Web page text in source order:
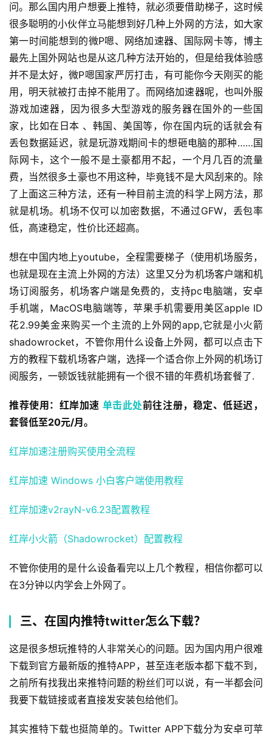
问。那么国内用户想要上推特，就必须要借助梯子，这时候
很多聪明的小伙伴立马能想到好几种上外网的方法，如大家
第一时间能想到的微P嗯、网络加速器、国际网卡等，博主
最先上国外网站也是从这几种方法开始的，但是给我体验感
并不是太好，微P嗯国家严厉打击，有可能你今天刚买的能
用，明天就被打击掉不能用了。而网络加速器呢，也叫外服
游戏加速器，因为很多大型游戏的服务器在国外的一些国
家，比如在日本 、韩国、美国等，你在国内玩的话就会有
丢包数据延迟，就是玩游戏期间卡的想砸电脑的那种……国
际网卡，这个一般不是土豪都用不起，一个月几百的流量
费，当然很多土豪也不用这种，毕竟钱不是大风刮来的。除
了上面这三种方法，还有一种目前主流的科学上网方法，那
就是机场。机场不仅可以加密数据，不通过GFW，丢包率
低，高速稳定，性价比还超高。
想在中国内地上youtube，全程需要梯子（使用机场服务，
也就是现在主流上外网的方法）这里又分为机场客户端和机
场订阅服务，机场客户端是免费的，支持pc电脑端，安卓
手机端，MacOS电脑端等，苹果手机需要用美区apple ID
花2.99美金来购买一个主流的上外网的app,它就是小火箭
shadowrocket，不管你用什么设备上外网，都可以点击下
方的教程下载机场客户端，选择一个适合你上外网的机场订
阅服务，一顿饭钱就能拥有一个很不错的年费机场套餐了.
推荐使用：红岸加速 单击此处前往注册，稳定、低延迟，
套餐低至20元/月。
红岸加速注册购买使用全流程
红岸加速 Windows 小白客户端使用教程
红岸加速v2rayN-v6.23配置教程
红岸小火箭（Shadowrocket）配置教程
不管你使用的是什么设备看完以上几个教程，相信你都可以
在3分钟以内学会上外网了。
三、在国内推特twitter怎么下载？
这是很多想玩推特的人非常关心的问题。因为国内用户很难
下载到官方最新版的推特APP，甚至连老版本都下载不到，
之前所有找我出来推特问题的粉丝们可以说，有一半都会问
我要下载链接或者直接发安装包给他们。
其实推特下载也挺简单的。Twitter APP下载分为安卓可苹